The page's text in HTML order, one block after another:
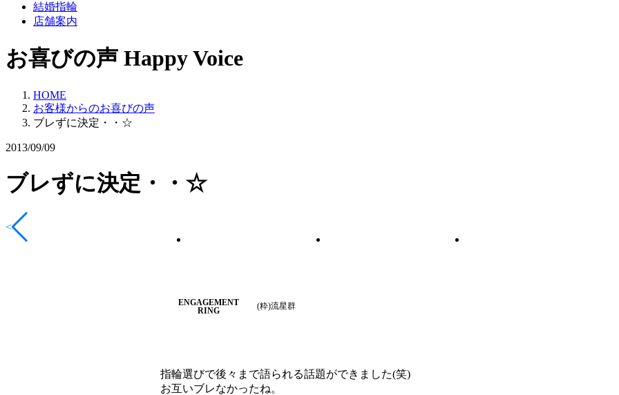
<
結婚指輪
店舗案内
お喜びの声 Happy Voice
HOME
お客様からのお喜びの声
ブレずに決定・・☆
2013/09/09
ブレずに決定・・☆
ENGAGEMENT
RING
(粋)流星群
指輪選びで後々まで語られる話題ができました(笑)
お互いブレなかったね。